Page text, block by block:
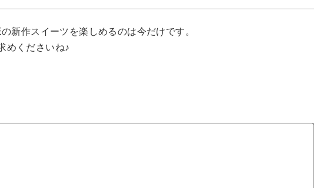
新作スイーツを楽しめるのは今だけです。
めくださいね♪